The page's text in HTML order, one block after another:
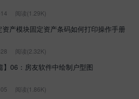
阅读(1.29K)
资产模块固定资产条码如何打印操作手册
阅读(2.32K)
】06：房友软件中绘制户型图
阅读(1.86K)